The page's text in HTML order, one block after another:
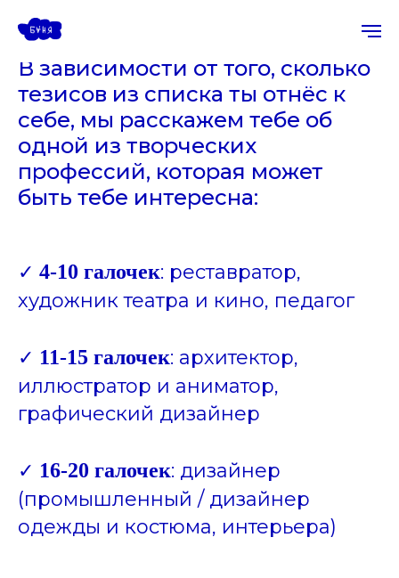
В зависимости от того, сколько
тезисов из списка ты отнёс к
себе, мы расскажем тебе об
одной из творческих
профессий, которая может
быть тебе интересна:
✓ 4-10 галочек: реставратор,
художник театра и кино, педагог
✓ 11-15 галочек: архитектор,
иллюстратор и аниматор,
графический дизайнер
✓ 16-20 галочек: дизайнер
(промышленный / дизайнер
одежды и костюма, интерьера)